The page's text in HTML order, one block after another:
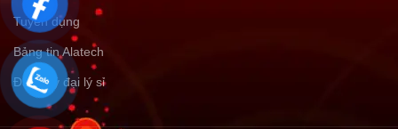
Tuyển dụng
Bảng tin Alatech
Đăng ký đại lý sỉ